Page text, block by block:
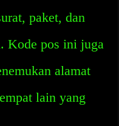
paket, dan
Kode pos ini juga
alamat
lain yang